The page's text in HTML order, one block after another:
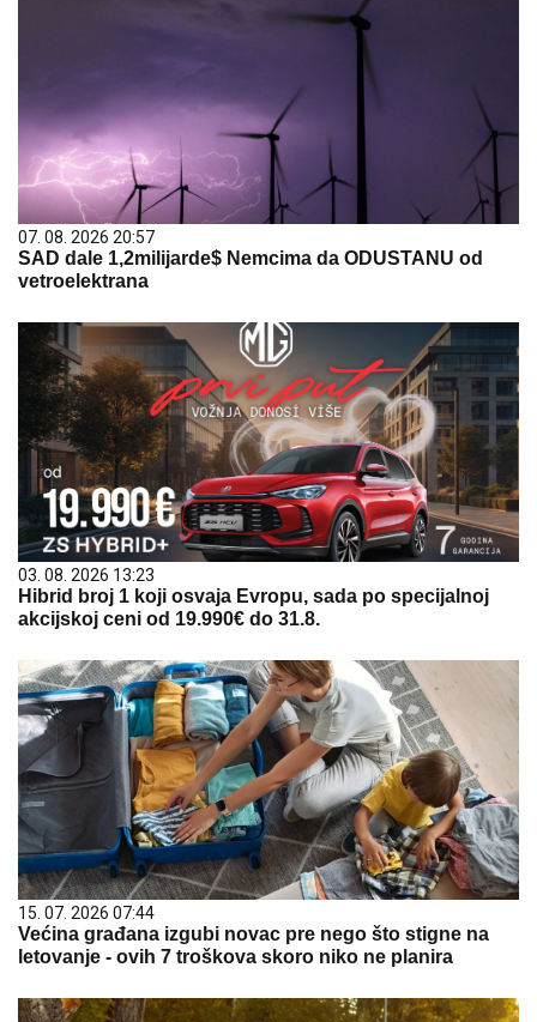
07. 08. 2026 20:57
SAD dale 1,2milijarde$ Nemcima da ODUSTANU od
vetroelektrana
03. 08. 2026 13:23
Hibrid broj 1 koji osvaja Evropu, sada po specijalnoj
akcijskoj ceni od 19.990€ do 31.8.
15. 07. 2026 07:44
Većina građana izgubi novac pre nego što stigne na
letovanje - ovih 7 troškova skoro niko ne planira